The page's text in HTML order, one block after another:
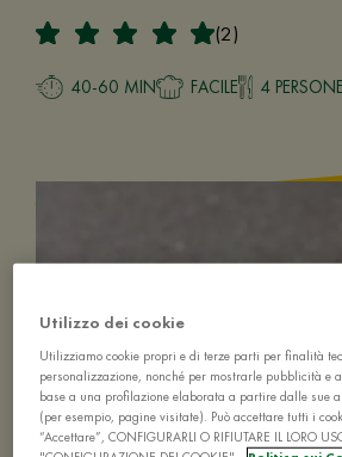
(2)
40-60 MIN FACILE 4 PERSONE
Utilizzo dei cookie
Utilizziamo cookie propri e di terze parti per finalità
personalizzazione, nonché per mostrarle pubblicità e
base a una profilazione elaborata a partire dalle sue
(per esempio, pagine visitate). Può accettare tutti i
“Accettare”, CONFIGURARLI O RIFIUTARE IL LORO